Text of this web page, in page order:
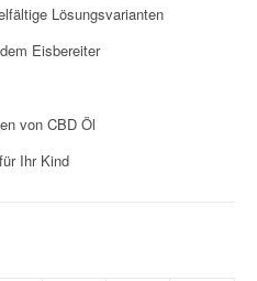
Lösungsvarianten
Eisbereiter
von CBD Öl
Ihr Kind